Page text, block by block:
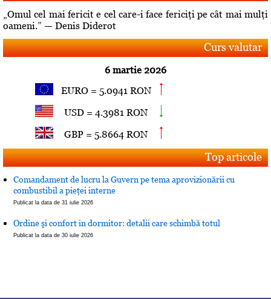
„Omul cel mai fericit e cel care-i face fericiţi pe cât mai mulţi
oameni.” — Denis Diderot
Curs valutar
6 martie 2026
EURO = 5.0941 RON
USD = 4.3981 RON
GBP = 5.8664 RON
Top articole
Comandament de lucru la Guvern pe tema aprovizionării cu
combustibil a pieţei interne
Publicat la data de 31 iulie 2026
Ordine şi confort in dormitor: detalii care schimbă totul
Publicat la data de 30 iulie 2026